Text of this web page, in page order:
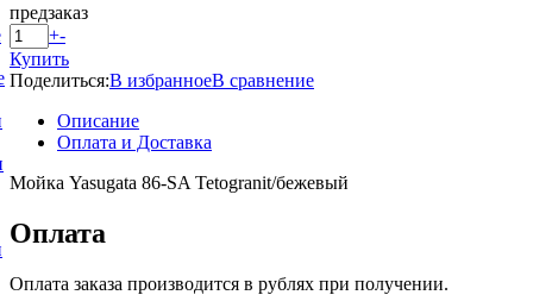
предзаказ
+-
Купить
Поделиться:В избранноеВ сравнение
Описание
Оплата и Доставка
Мойка Yasugata 86-SA Tetogranit/бежевый
Оплата
Оплата заказа производится в рублях при получении.